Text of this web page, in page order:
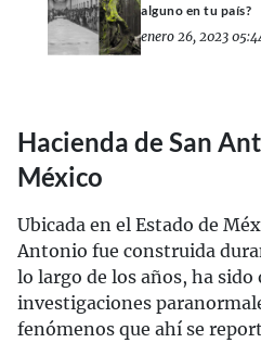
alguno en tu país?
enero 26, 2023
Hacienda de San
México
Ubicada en el Estado de
Antonio fue construida
lo largo de los años, ha
investigaciones
fenómenos que ahí se